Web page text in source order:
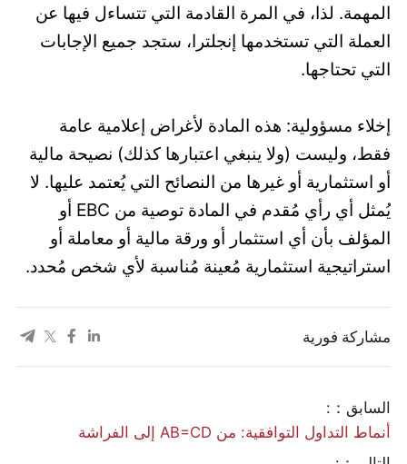
المهمة. لذا، في المرة القادمة التي تتساءل فيها عن
العملة التي تستخدمها إنجلترا، ستجد جميع الإجابات
التي تحتاجها.
إخلاء مسؤولية: هذه المادة لأغراض إعلامية عامة
فقط، وليست (ولا ينبغي اعتبارها كذلك) نصيحة مالية
أو استثمارية أو غيرها من النصائح التي يُعتمد عليها. لا
يُمثل أي رأي مُقدم في المادة توصية من EBC أو
المؤلف بأن أي استثمار أو ورقة مالية أو معاملة أو
استراتيجية استثمارية مُعينة مُناسبة لأي شخص مُحدد.
مشاركة فورية
السابق：:
أنماط التداول التوافقية: من AB=CD إلى الفراشة